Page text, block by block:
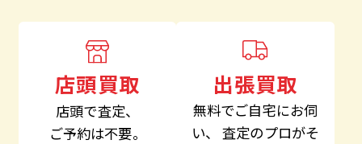
店頭買取
店頭で査定、
ご予約は不要。
出張買取
無料でご自宅にお伺
い、 査定のプロがそ